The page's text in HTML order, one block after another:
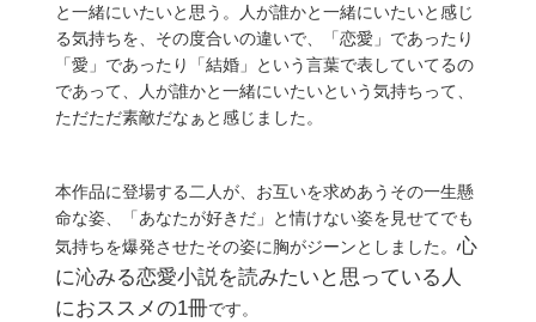
と一緒にいたいと思う。人が誰かと一緒にいたいと感じ
る気持ちを、その度合いの違いで、「恋愛」であったり
「愛」であったり「結婚」という言葉で表していてるの
であって、人が誰かと一緒にいたいという気持ちって、
ただただ素敵だなぁと感じました。
本作品に登場する二人が、お互いを求めあうその一生懸
命な姿、「あなたが好きだ」と情けない姿を見せてでも
気持ちを爆発させたその姿に胸がジーンとしました。 心
に沁みる恋愛小説を読みたいと思っている人
におススメの1冊です。